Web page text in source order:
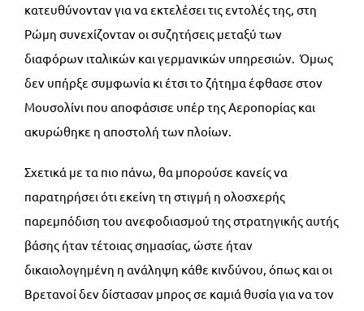
κατευθύνονταν για να εκτελέσει τις εντολές της, στη
Ρώμη συνεχίζονταν οι συζητήσεις μεταξύ των
διαφόρων ιταλικών και γερμανικών υπηρεσιών. Όμως
δεν υπήρξε συμφωνία κι έτσι το ζήτημα έφθασε στον
Μουσολίνι που αποφάσισε υπέρ της Αεροπορίας και
ακυρώθηκε η αποστολή των πλοίων.
Σχετικά με τα πιο πάνω, θα μπορούσε κανείς να
παρατηρήσει ότι εκείνη τη στιγμή η ολοσχερής
παρεμπόδιση του ανεφοδιασμού της στρατηγικής αυτής
βάσης ήταν τέτοιας σημασίας, ώστε ήταν
δικαιολογημένη η ανάληψη κάθε κινδύνου, όπως και οι
Βρετανοί δεν δίστασαν μπρος σε καμιά θυσία για να τον